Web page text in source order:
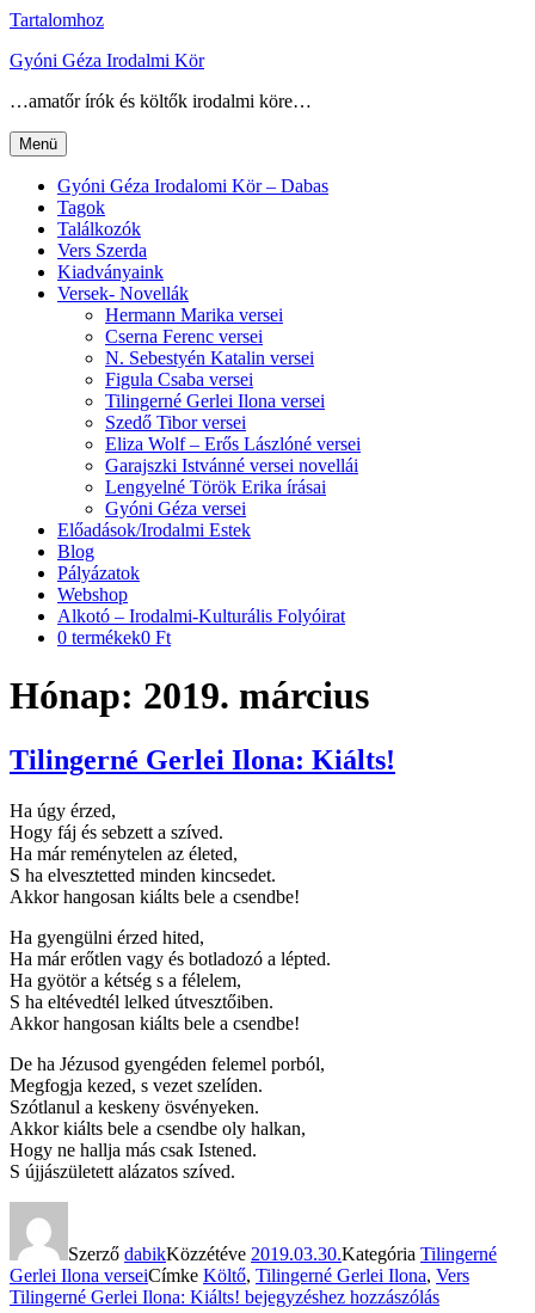
Tartalomhoz
Gyóni Géza Irodalmi Kör
…amatőr írók és költők irodalmi köre…
Menü
Gyóni Géza Irodalomi Kör – Dabas
Tagok
Találkozók
Vers Szerda
Kiadványaink
Versek- Novellák
Hermann Marika versei
Cserna Ferenc versei
N. Sebestyén Katalin versei
Figula Csaba versei
Tilingerné Gerlei Ilona versei
Szedő Tibor versei
Eliza Wolf – Erős Lászlóné versei
Garajszki Istvánné versei novellái
Lengyelné Török Erika írásai
Gyóni Géza versei
Előadások/Irodalmi Estek
Blog
Pályázatok
Webshop
Alkotó – Irodalmi-Kulturális Folyóirat
0 termékek0 Ft
Hónap: 2019. március
Tilingerné Gerlei Ilona: Kiálts!
Ha úgy érzed,
Hogy fáj és sebzett a szíved.
Ha már reménytelen az életed,
S ha elvesztetted minden kincsedet.
Akkor hangosan kiálts bele a csendbe!
Ha gyengülni érzed hited,
Ha már erőtlen vagy és botladozó a lépted.
Ha gyötör a kétség s a félelem,
S ha eltévedtél lelked útvesztőiben.
Akkor hangosan kiálts bele a csendbe!
De ha Jézusod gyengéden felemel porból,
Megfogja kezed, s vezet szelíden.
Szótlanul a keskeny ösvényeken.
Akkor kiálts bele a csendbe oly halkan,
Hogy ne hallja más csak Istened.
S újjászületett alázatos szíved.
Szerző dabikKözzétéve 2019.03.30.Kategória Tilingerné
Gerlei Ilona verseiCímke Költő, Tilingerné Gerlei Ilona, Vers
Tilingerné Gerlei Ilona: Kiálts! bejegyzéshez hozzászólás